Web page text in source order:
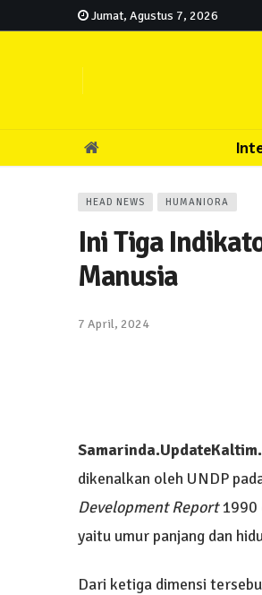
Jumat, Agustus 7, 2026
HEAD NEWS HUMANIORA
Ini Tiga
Manusia
7 April, 2024
dikenalkan oleh UNDP
Development Report1990
yaitu umur panjang dan
Dari ketiga dimensi